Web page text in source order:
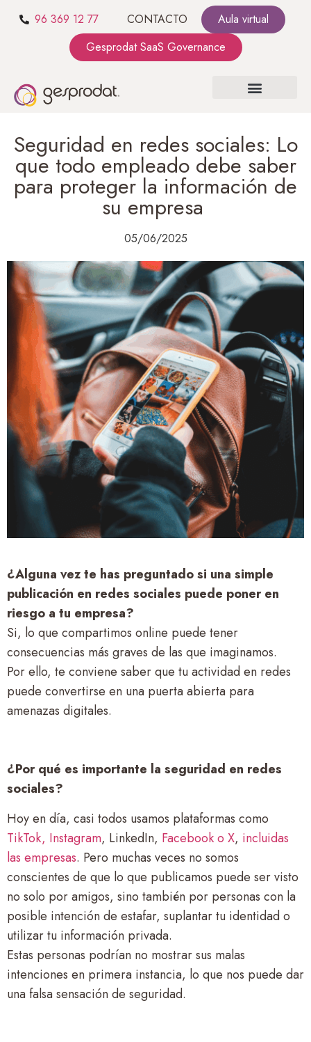
96 369 12 77 CONTACTO
Aula virtual
Gesprodat SaaS Governance
Seguridad en redes sociales: Lo
que todo empleado debe saber
para proteger la información de
su empresa
05/06/2025
¿Alguna vez te has preguntado si una simple
publicación en redes sociales puede poner en
riesgo a tu empresa?
Si, lo que compartimos online puede tener
consecuencias más graves de las que imaginamos.
Por ello, te conviene saber que tu actividad en redes
puede convertirse en una puerta abierta para
amenazas digitales.
¿Por qué es importante la seguridad en redes
sociales?
Hoy en día, casi todos usamos plataformas como
TikTok, Instagram, LinkedIn, Facebook o X, incluidas
las empresas. Pero muchas veces no somos
conscientes de que lo que publicamos puede ser visto
no solo por amigos, sino también por personas con la
posible intención de estafar, suplantar tu identidad o
utilizar tu información privada.
Estas personas podrían no mostrar sus malas
intenciones en primera instancia, lo que nos puede dar
una falsa sensación de seguridad.